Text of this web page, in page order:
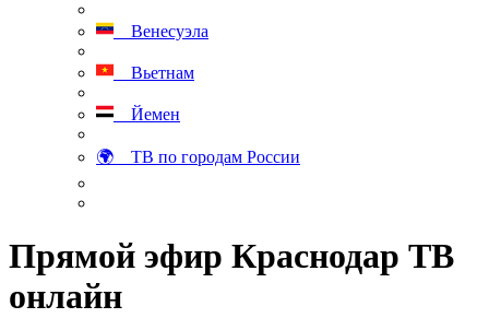
Венесуэла
Вьетнам
Йемен
🌍 ТВ по городам России
Прямой эфир Краснодар ТВ
онлайн